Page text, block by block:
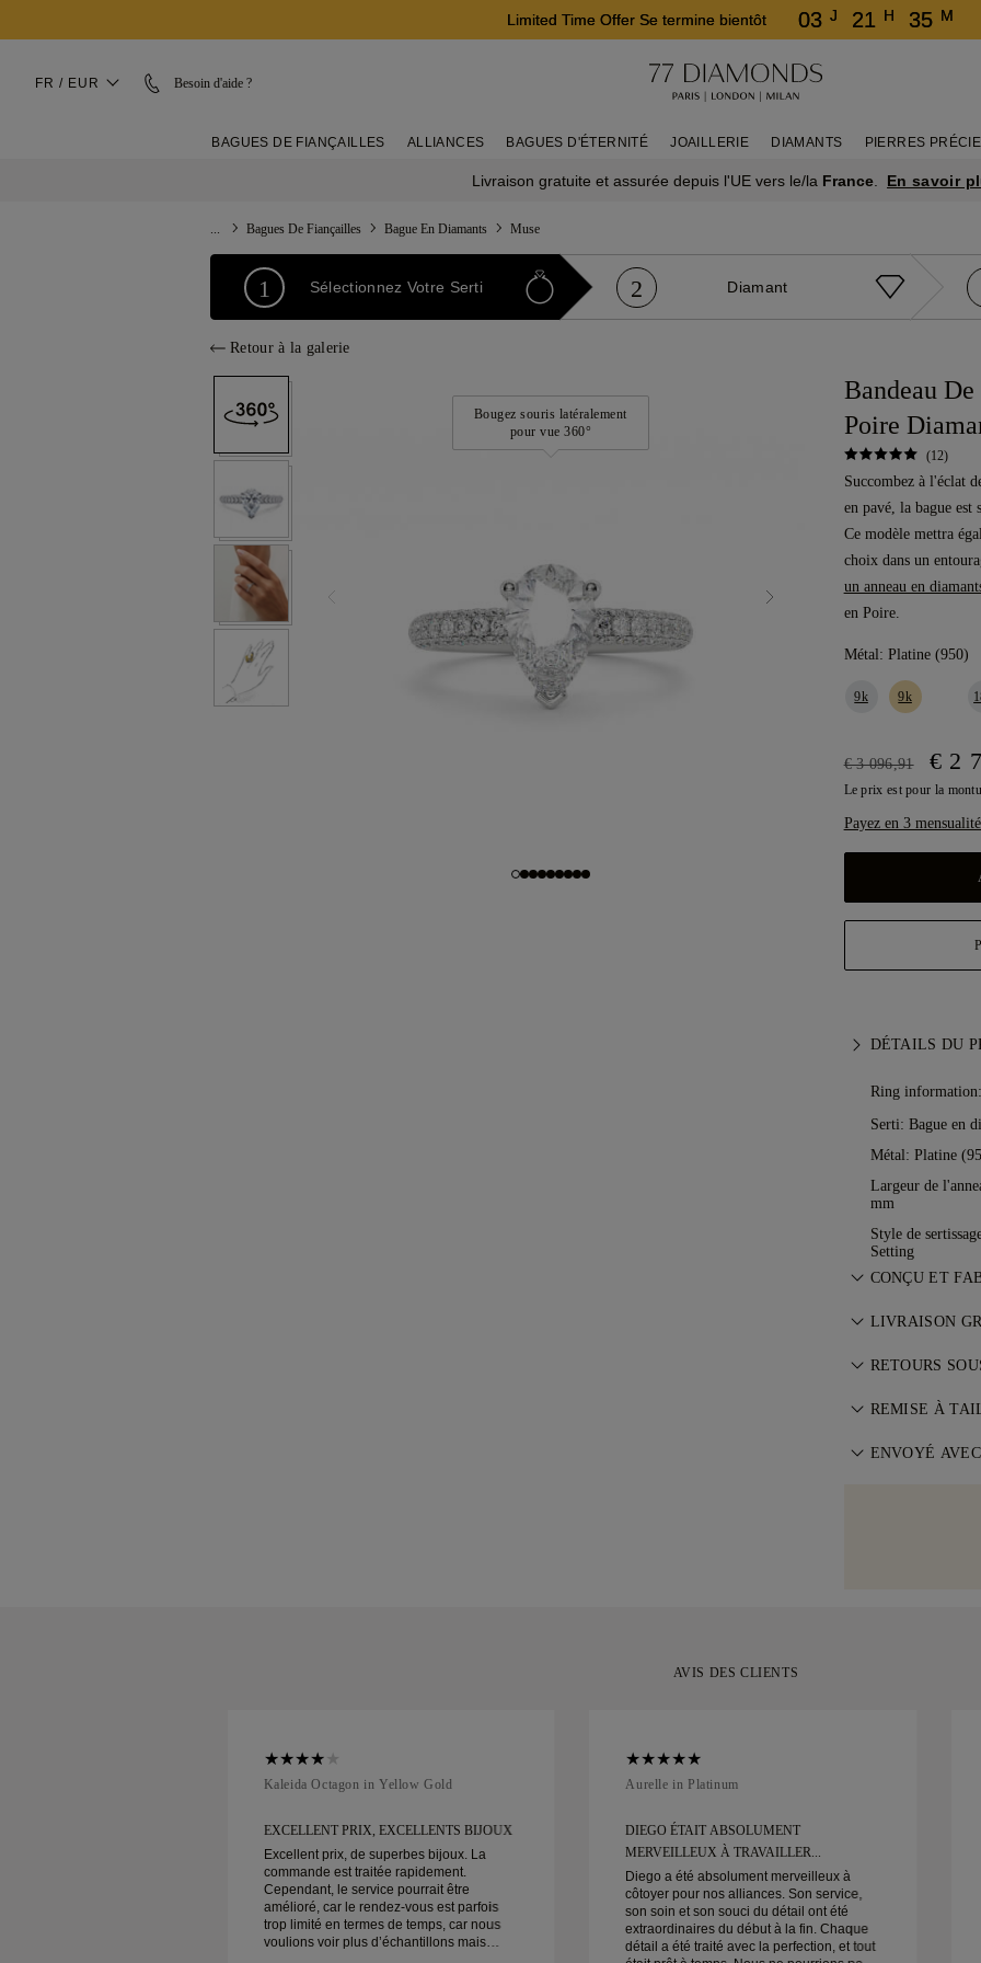
Limited Time Offer Se termine bientôt 03 J 21 H 35 M
FR / EUR Besoin d'aide ?
BAGUES DE FIANÇAILLES ALLIANCES BAGUES D'ÉTERNITÉ JOAILLERIE DIAMANTS PIERRES
Livraison gratuite et assurée depuis l'UE vers le/la France En savoir
Bagues De Fiançailles Bague En Diamants Muse
1 Sélectionnez Votre Serti 2 Diamant
Retour à la galerie
Bougez souris latéralement
pour vue 360°
Bandeau
Poire
(12)
Succombez à l'éclat
en pavé, la bague est
Ce modèle mettra
choix dans un
un anneau en
en Poire.
Métal: Platine (950)
9k 9k
€ 3 096,91 € 2
Le prix est pour la
Payez en 3
DÉTAILS DU
Ring information:
Serti: Bague en
Métal: Platine
Largeur de
mm
Style de
Setting
CONÇU ET
L’art du bijou,
LIVRAISON
Tous les frais
risque et
Nous assurons
valeur, nous
RETOURS
Si vous n’êtes
Consultez nos
REMISE À
Pour un
ENVOYÉ
Votre bijou
AVIS DES CLIENTS
Kaleida Octagon in Yellow Gold
EXCELLENT PRIX, EXCELLENTS BIJOUX
Excellent prix, de superbes bijoux. La
commande est traitée rapidement.
Cependant, le service pourrait être
amélioré, car le rendez-vous est parfois
trop limité en termes de temps, car nous
voulions voir plus d’échantillons mais
Aurelle in Platinum
DIEGO ÉTAIT ABSOLUMENT
MERVEILLEUX À TRAVAILLER...
Diego a été absolument merveilleux à
côtoyer pour nos alliances. Son service,
son soin et son souci du détail ont été
extraordinaires du début à la fin. Chaque
détail a été traité avec la perfection, et tout